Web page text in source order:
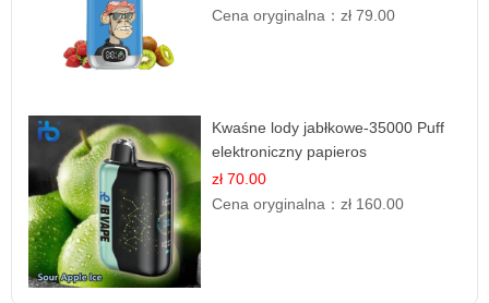
Cena oryginalna：zł 79.00
Kwaśne lody jabłkowe-35000 Puff
elektroniczny papieros
zł 70.00
Cena oryginalna：zł 160.00